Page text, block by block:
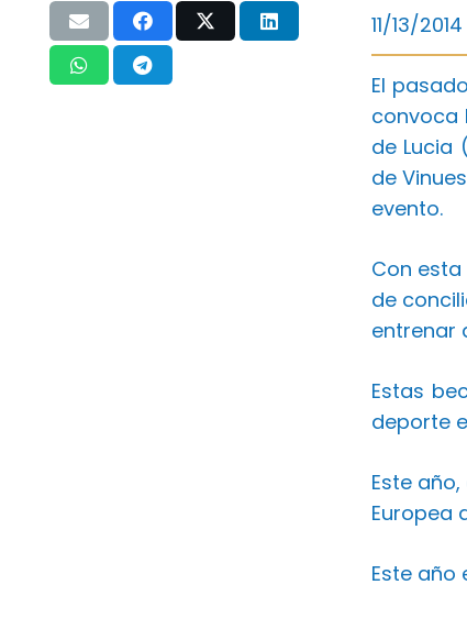
11/13/2014
El
convoca
de Lucia
de
evento.
Con
de
entrenar
Estas
deporte
Este
Europea
Este año